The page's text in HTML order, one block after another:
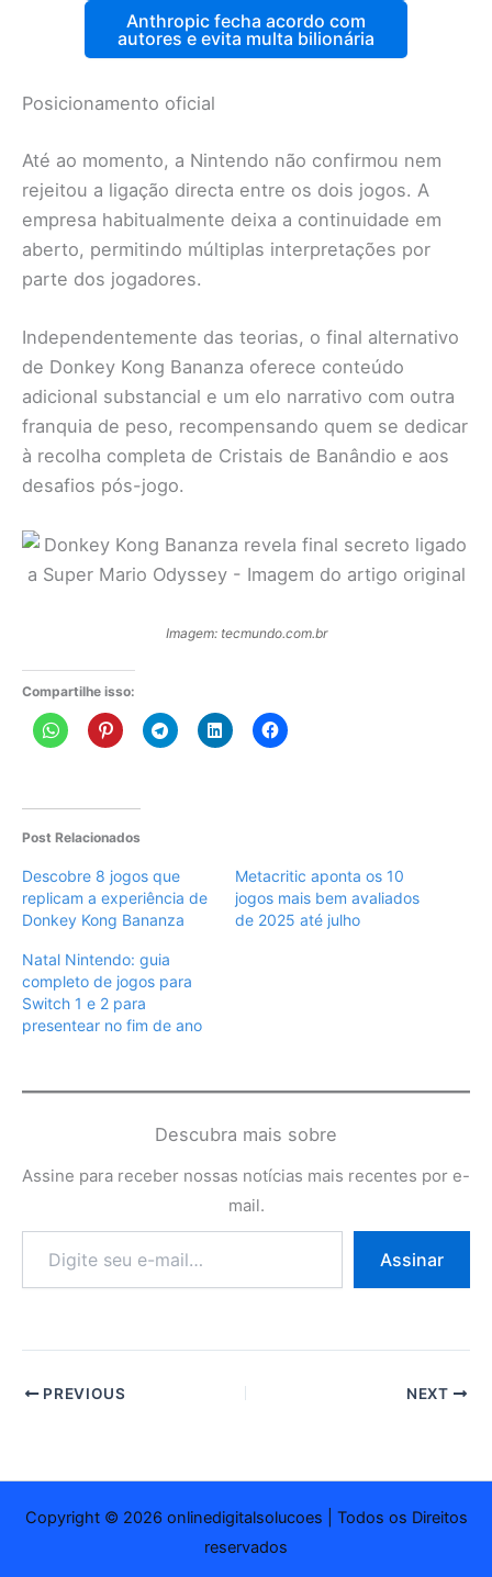
Anthropic fecha acordo com
autores e evita multa bilionária
Posicionamento oficial
Até ao momento, a Nintendo não confirmou nem
rejeitou a ligação directa entre os dois jogos. A
empresa habitualmente deixa a continuidade em
aberto, permitindo múltiplas interpretações por
parte dos jogadores.
Independentemente das teorias, o final alternativo
de Donkey Kong Bananza oferece conteúdo
adicional substancial e um elo narrativo com outra
franquia de peso, recompensando quem se dedicar
à recolha completa de Cristais de Banândio e aos
desafios pós-jogo.
Imagem: tecmundo.com.br
Compartilhe isso:
Post Relacionados
Descobre 8 jogos que
replicam a experiência de
Donkey Kong Bananza
Metacritic aponta os 10
jogos mais bem avaliados
de 2025 até julho
Natal Nintendo: guia
completo de jogos para
Switch 1 e 2 para
presentear no fim de ano
Descubra mais sobre
Assine para receber nossas notícias mais recentes por e-
mail.
e-
Assinar
PREVIOUS NEXT
Copyright © 2026 onlinedigitalsolucoes | Todos os Direitos
reservados